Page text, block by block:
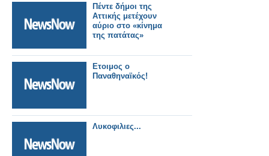
Πέντε δήμοι της
Αττικής μετέχουν
αύριο στο «κίνημα
της πατάτας»
Ετοιμος ο
Παναθηναϊκός!
Λυκοφιλιες...